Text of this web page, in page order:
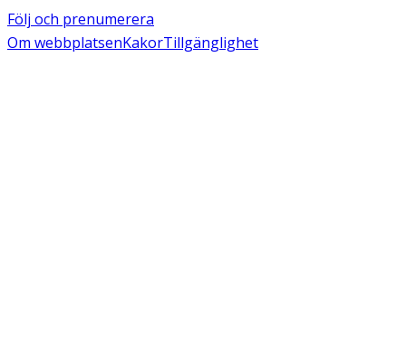
Följ och prenumerera
Om webbplatsenKakorTillgänglighet